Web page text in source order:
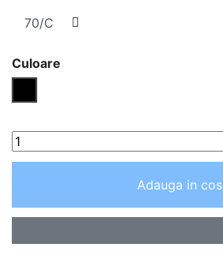
Culoare
Adauga in cos